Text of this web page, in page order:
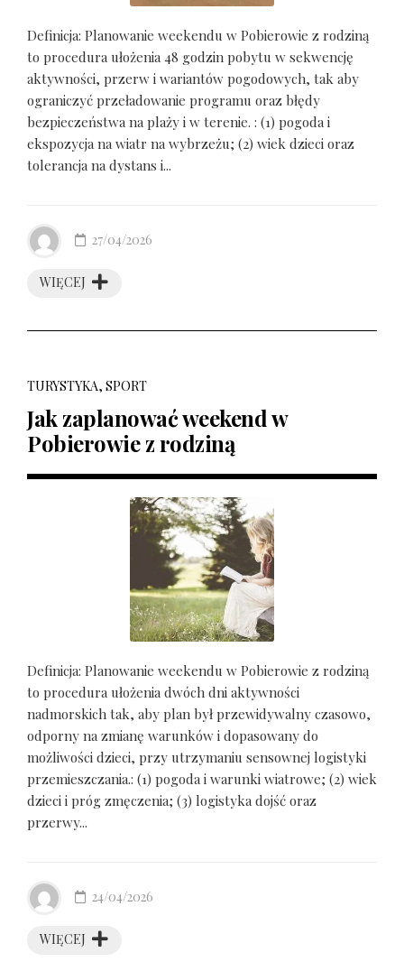
Definicja: Planowanie weekendu w Pobierowie z rodziną
to procedura ułożenia 48 godzin pobytu w sekwencję
aktywności, przerw i wariantów pogodowych, tak aby
ograniczyć przeładowanie programu oraz błędy
bezpieczeństwa na plaży i w terenie. : (1) pogoda i
ekspozycja na wiatr na wybrzeżu; (2) wiek dzieci oraz
tolerancja na dystans i...
WIĘCEJ
27/04/2026
TURYSTYKA, SPORT
Jak zaplanować weekend w
Pobierowie z rodziną
Definicja: Planowanie weekendu w Pobierowie z rodziną
to procedura ułożenia dwóch dni aktywności
nadmorskich tak, aby plan był przewidywalny czasowo,
odporny na zmianę warunków i dopasowany do
możliwości dzieci, przy utrzymaniu sensownej logistyki
przemieszczania.: (1) pogoda i warunki wiatrowe; (2) wiek
dzieci i próg zmęczenia; (3) logistyka dojść oraz
przerwy...
WIĘCEJ
24/04/2026